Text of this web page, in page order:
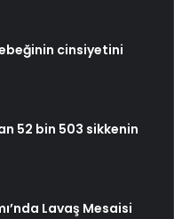
cinsiyetini
52 bin 503 sikkenin
Lavaş Mesaisi